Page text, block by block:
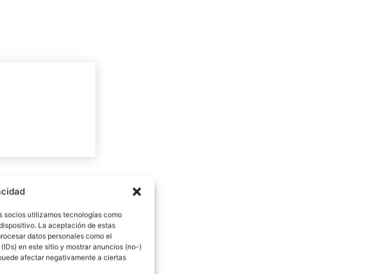
socios utilizamos tecnologías como
La aceptación de estas
datos personales como el
en este sitio y mostrar anuncios (no-)
afectar negativamente a ciertas
Zhu Xi